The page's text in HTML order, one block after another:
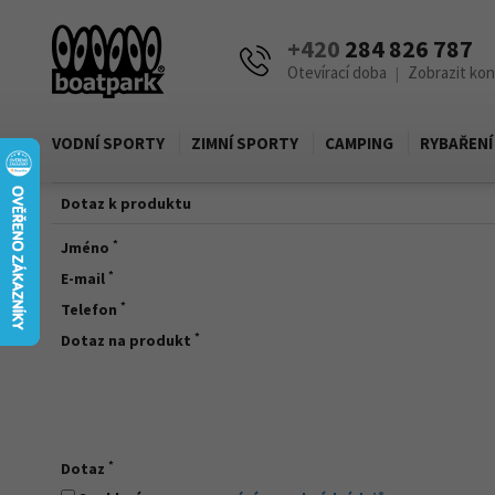
+420 284 826 787
Otevírací doba | Zobrazit
VODNÍ SPORTY ZIMNÍ SPORTY CAMPING RYBAŘENÍ
Dotaz k produktu
Jméno *
E-mail *
Telefon *
Dotaz na produkt *
Dotaz *